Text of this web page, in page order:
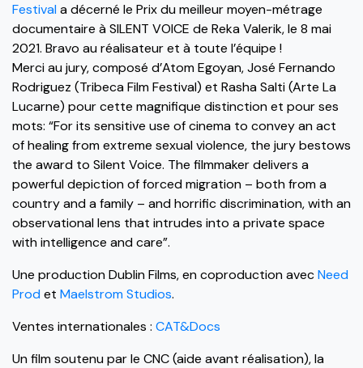
Festivala décerné le Prix du meilleur moyen-métrage
documentaire à SILENT VOICE de Reka Valerik, le 8 mai
2021. Bravo au réalisateur et à toute l’équipe !
Merci au jury, composé d’Atom Egoyan, José Fernando
Rodriguez (Tribeca Film Festival) et Rasha Salti (Arte La
Lucarne) pour cette magnifique distinction et pour ses
mots: “For its sensitive use of cinema to convey an act
of healing from extreme sexual violence, the jury bestows
the award to Silent Voice. The filmmaker delivers a
powerful depiction of forced migration – both from a
country and a family – and horrific discrimination, with an
observational lens that intrudes into a private space
with intelligence and care”.
Une production Dublin Films, en coproduction avecNeed
Prodet Maelstrom Studios.
Ventes internationales : CAT&Docs
Un film soutenu par le CNC (aide avant réalisation), la